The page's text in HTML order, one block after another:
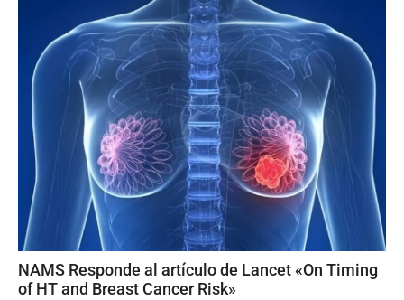
NAMS Responde al artículo de Lancet «On Timing
of HT and Breast Cancer Risk»